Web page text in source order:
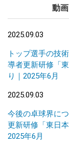
動画
2025.09.03
トップ選手の技
導者更新研修「
り｜2025年6月
2025.09.03
今後の卓球界に
更新研修「東日
2025年6月